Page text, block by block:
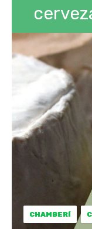
CHAMBERÍ